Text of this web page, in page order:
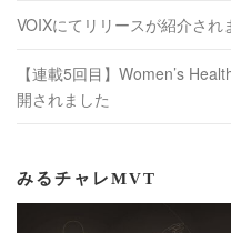
VOIXにてリリースが紹介され
【連載5回目】Women’s
開されました
みるチャレMVT